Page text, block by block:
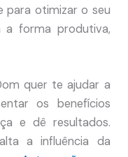
para otimizar o seu
a forma produtiva,
quer te ajudar a
os benefícios
e dê resultados.
a influência da